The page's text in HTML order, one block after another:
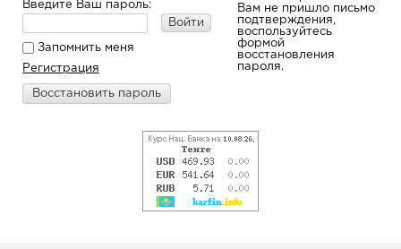
Введите Ваш пароль:
Войти
Запомнить меня
Регистрация
Вам не пришло письмо
подтверждения,
воспользуйтесь
формой
восстановления
пароля.
Восстановить пароль